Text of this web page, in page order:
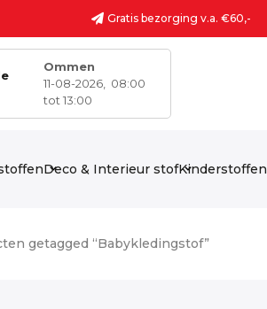
Gratis bezorging v.a. €60,-
Ommen
11-08-2026,
08:00
tot 13:00
Deco & Interieur stofKinderstoffen
getagged “Babykledingstof”